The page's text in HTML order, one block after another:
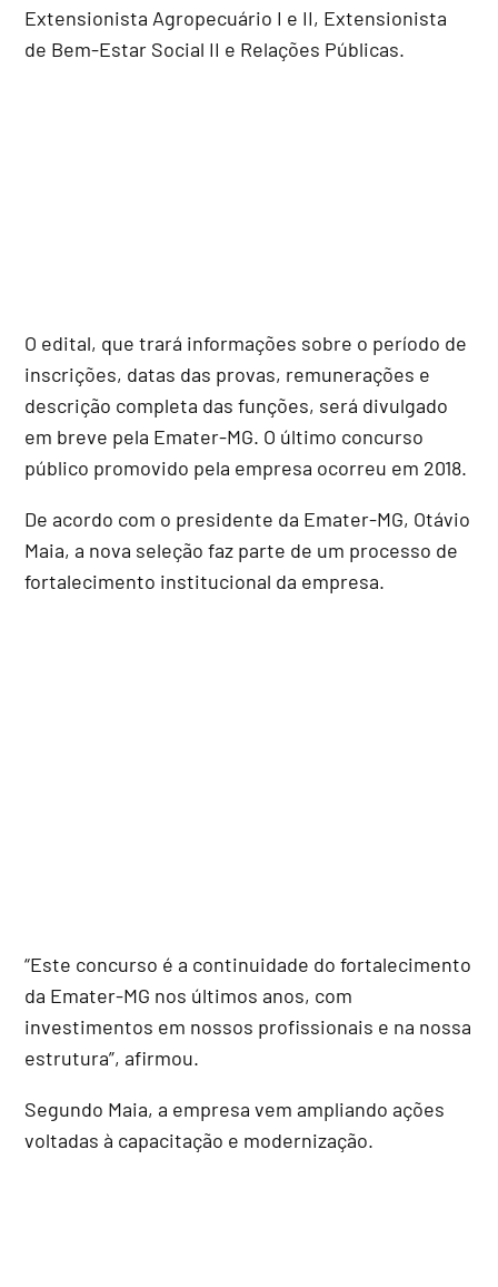
Extensionista Agropecuário I e II, Extensionista
de Bem-Estar Social II e Relações Públicas.
O edital, que trará informações sobre o período de
inscrições, datas das provas, remunerações e
descrição completa das funções, será divulgado
em breve pela Emater-MG. O último concurso
público promovido pela empresa ocorreu em 2018.
De acordo com o presidente da Emater-MG, Otávio
Maia, a nova seleção faz parte de um processo de
fortalecimento institucional da empresa.
“Este concurso é a continuidade do fortalecimento
da Emater-MG nos últimos anos, com
investimentos em nossos profissionais e na nossa
estrutura”, afirmou.
Segundo Maia, a empresa vem ampliando ações
voltadas à capacitação e modernização.